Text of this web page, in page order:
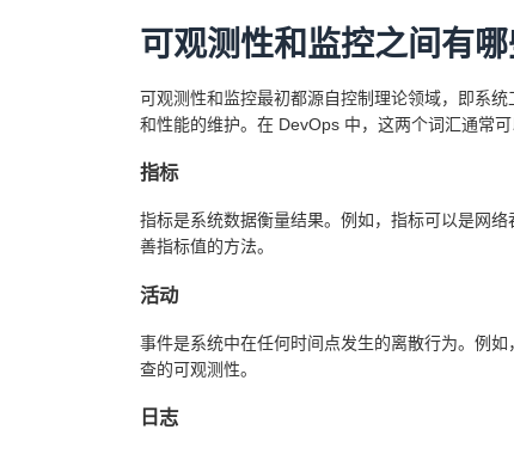
可观测性和监控之间有哪
可观测性和监控最初都源自控制理论领域，即系
和性能的维护。在 DevOps 中，这两个词汇通常
指标
指标是系统数据衡量结果。例如，指标可以是网
善指标值的方法。
活动
事件是系统中在任何时间点发生的离散行为。例
查的可观测性。
日志